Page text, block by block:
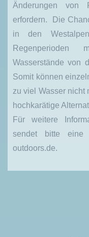
Änderungen von
erfordern. Die
in den
Wasserstände von
Somit können
zu viel Wasser nicht
hochkarätige
Für weitere
sendet bitte eine
outdoors.de.